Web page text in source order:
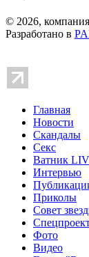
© 2026,
Разработано в
Главная
Новости
Скандалы
Секс
Ватник
Интервью
Приколы
Совет
Фото
Видео